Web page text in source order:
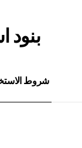
بنود
شروط